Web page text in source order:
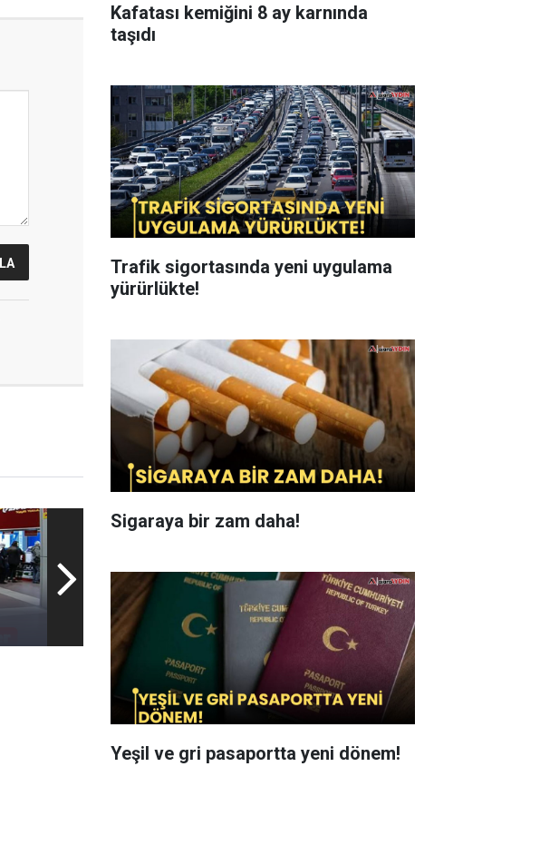
Kafatası kemiğini 8 ay karnında
taşıdı
Trafik sigortasında yeni uygulama
yürürlükte!
Sigaraya bir zam daha!
Yeşil ve gri pasaportta yeni dönem!